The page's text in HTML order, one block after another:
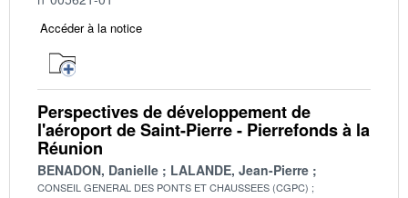
Accéder à la notice
Perspectives de développement de
l'aéroport de Saint-Pierre - Pierrefonds à la
Réunion
BENADON, Danielle LALANDE, Jean-Pierre
CONSEIL GENERAL DES PONTS ET CHAUSSEES (CGPC)